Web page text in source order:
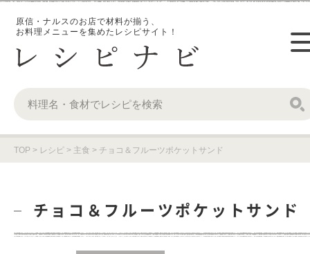
原信・ナルスのお店で材料が揃う、
お料理メニューを集めたレシピサイト！
TOP > レシピ > 主食 > チョコ＆フルーツポケットサンド
チョコ＆フルーツポケットサンド